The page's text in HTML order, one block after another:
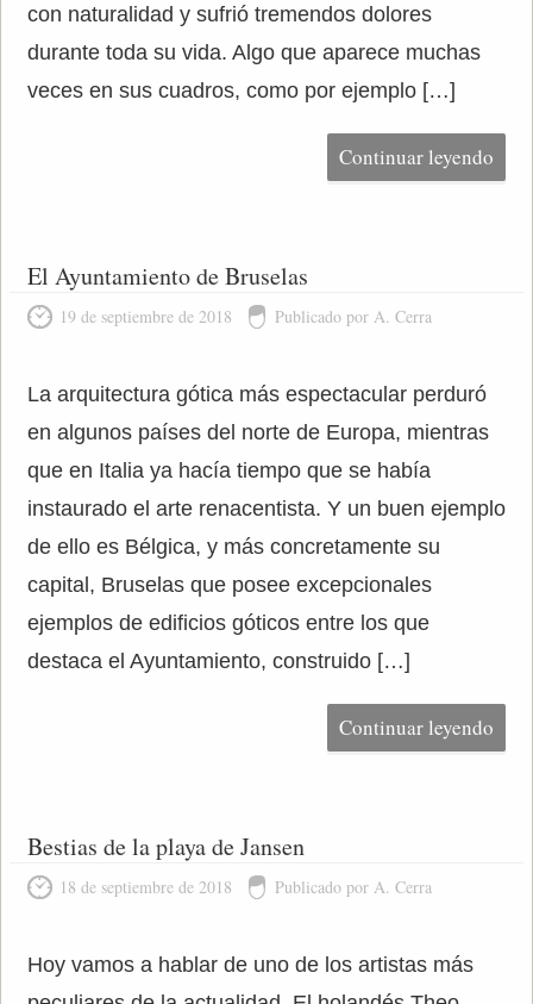
con naturalidad y sufrió tremendos dolores
durante toda su vida. Algo que aparece muchas
veces en sus cuadros, como por ejemplo […]
Continuar leyendo
El Ayuntamiento de Bruselas
19 de septiembre de 2018 Publicado por A. Cerra
La arquitectura gótica más espectacular perduró
en algunos países del norte de Europa, mientras
que en Italia ya hacía tiempo que se había
instaurado el arte renacentista. Y un buen ejemplo
de ello es Bélgica, y más concretamente su
capital, Bruselas que posee excepcionales
ejemplos de edificios góticos entre los que
destaca el Ayuntamiento, construido […]
Continuar leyendo
Bestias de la playa de Jansen
18 de septiembre de 2018 Publicado por A. Cerra
Hoy vamos a hablar de uno de los artistas más